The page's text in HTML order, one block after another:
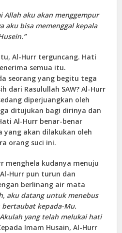
Allah aku akan menggempur
aku bisa memenggal kepala
Al-Hurr terguncang. Hati
semua itu.
seorang yang begitu tega
dari Rasulullah SAW? Al-Hurr
diperjuangkan oleh
ditujukan bagi dirinya dan
Al-Hurr benar-benar
yang akan dilakukan oleh
orang suci ini.
menghela kudanya menuju
Hurr pun turun dan
berlinang air mata
aku datang untuk menebus
bertaubat kepada-Mu.
yang telah melukai hati
Imam Husain, Al-Hurr